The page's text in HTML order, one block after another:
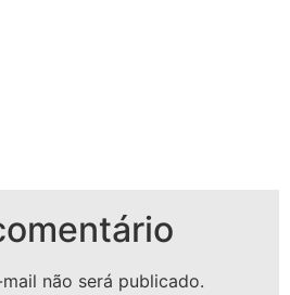
não será publicado.